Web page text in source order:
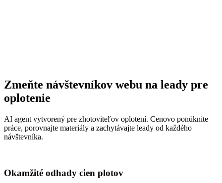
Zmeňte návštevníkov webu na leady pre
oplotenie
AI agent vytvorený pre zhotoviteľov oplotení. Cenovo ponúknite
práce, porovnajte materiály a zachytávajte leady od každého
návštevníka.
Okamžité odhady cien plotov